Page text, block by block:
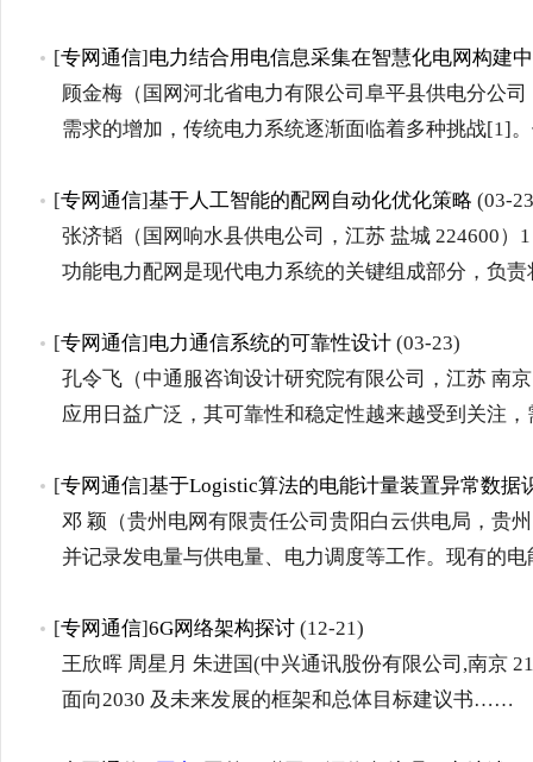
[专网通信]电力结合用电信息采集在智慧化电网构建
顾金梅（国网河北省电力有限公司阜平县供电分公
需求的增加，传统电力系统逐渐面临着多种挑战[1]
[专网通信]基于人工智能的配网自动化优化策略 (03-
张济韬（国网响水县供电公司，江苏 盐城 224600
功能电力配网是现代电力系统的关键组成部分，负
[专网通信]电力通信系统的可靠性设计 (03-23)
孔令飞（中通服咨询设计研究院有限公司，江苏 南
应用日益广泛，其可靠性和稳定性越来越受到关注
[专网通信]基于Logistic算法的电能计量装置异常数据
邓 颖（贵州电网有限责任公司贵阳白云供电局，贵
并记录发电量与供电量、电力调度等工作。现有的
[专网通信]6G网络架构探讨 (12-21)
王欣晖 周星月 朱进国(中兴通讯股份有限公司,南京
面向2030 及未来发展的框架和总体目标建议书……